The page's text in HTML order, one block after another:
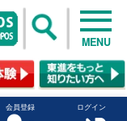
MENU
会員登録 ログイン